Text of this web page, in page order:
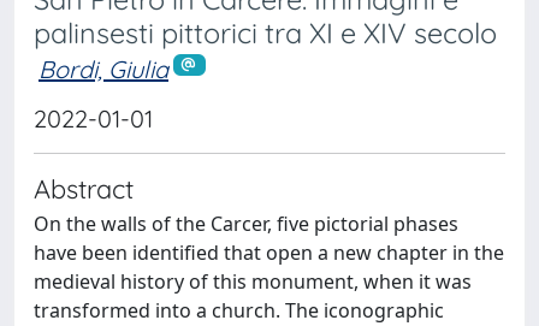
palinsesti pittorici tra XI e XIV secolo
Bordi, Giulia
2022-01-01
Abstract
On the walls of the Carcer, five pictorial phases
have been identified that open a new chapter in the
medieval history of this monument, when it was
transformed into a church. The iconographic